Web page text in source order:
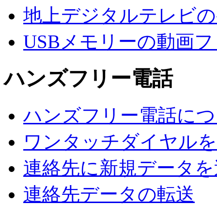
地上デジタルテレビ
USBメモリーの動画
ハンズフリー電話
ハンズフリー電話に
ワンタッチダイヤル
連絡先に新規データ
連絡先データの転送